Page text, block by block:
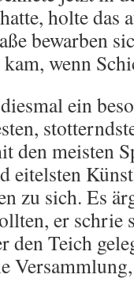
holte das
bewarben
wenn
ein
den meisten
eitelsten
zu sich. Es
er schrie
den Teich